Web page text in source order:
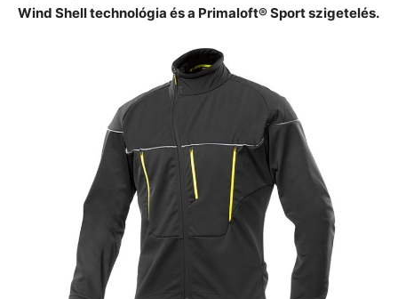
Wind Shell technológia és a Primaloft® Sport szigetelés.